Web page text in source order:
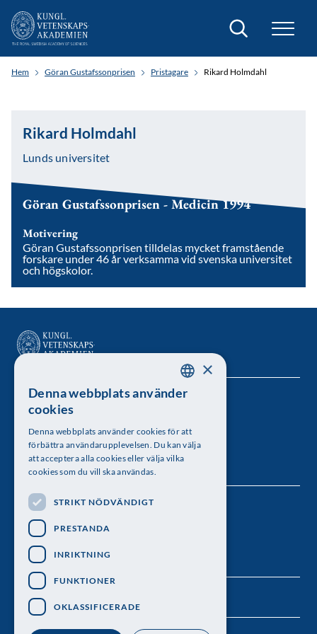
Sök
Hem Göran Gustafssonprisen Pristagare Rikard Holmdahl
Rikard Holmdahl
Lunds universitet
Göran Gustafssonprisen - Medicin 1994
Motivering
Göran Gustafssonprisen tilldelas mycket framstående
forskare under 46 år verksamma vid svenska universitet
och högskolor.
Kungl. Vetenskapsakademien
Besöksadress: Lilla Frescativägen 4A
Telefon: 08-673 95 00
Följ oss
SWEDISH
×
Denna webbplats använder
cookies
Denna webbplats använder cookies för att
förbättra användarupplevelsen. Du kan välja
att acceptera alla cookies eller välja vilka
cookies som du vill ska användas.
STRIKT NÖDVÄNDIGT
PRESTANDA
INRIKTNING
FUNKTIONER
OKLASSIFICERADE